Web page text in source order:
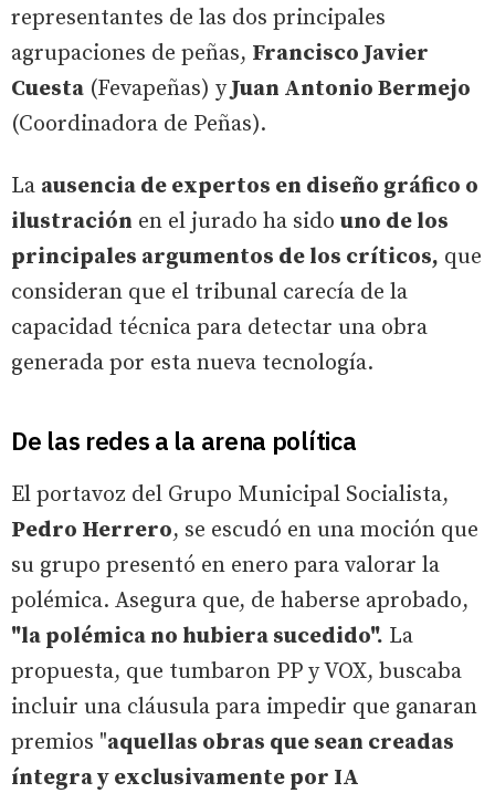
representantes de las dos principales
agrupaciones de peñas, Francisco Javier
Cuesta (Fevapeñas) yJuan Antonio Bermejo
(Coordinadora de Peñas).
La ausencia de expertos en diseño gráfico o
ilustración en el jurado ha sido uno de los
principales argumentos de los críticos, que
consideran que el tribunal carecía de la
capacidad técnica para detectar una obra
generada por esta nueva tecnología.
De las redes a la arena política
El portavoz del Grupo Municipal Socialista,
Pedro Herrero, se escudó en una moción que
su grupo presentó en enero para valorar la
polémica. Asegura que, de haberse aprobado,
"la polémica no hubiera sucedido". La
propuesta, que tumbaron PP y VOX, buscaba
incluir una cláusula para impedir que ganaran
premios "aquellas obras que sean creadas
íntegra y exclusivamente por IA